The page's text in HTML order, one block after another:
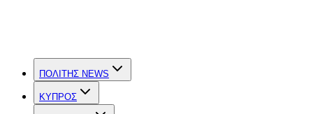
ΠΟΛΙΤΗΣ NEWS
ΚΥΠΡΟΣ